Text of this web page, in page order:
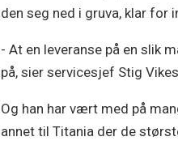
den seg ned i gruva, klar for
- At en leveranse på en slik
på, sier servicesjef Stig
Og han har vært med på
annet til Titania der de